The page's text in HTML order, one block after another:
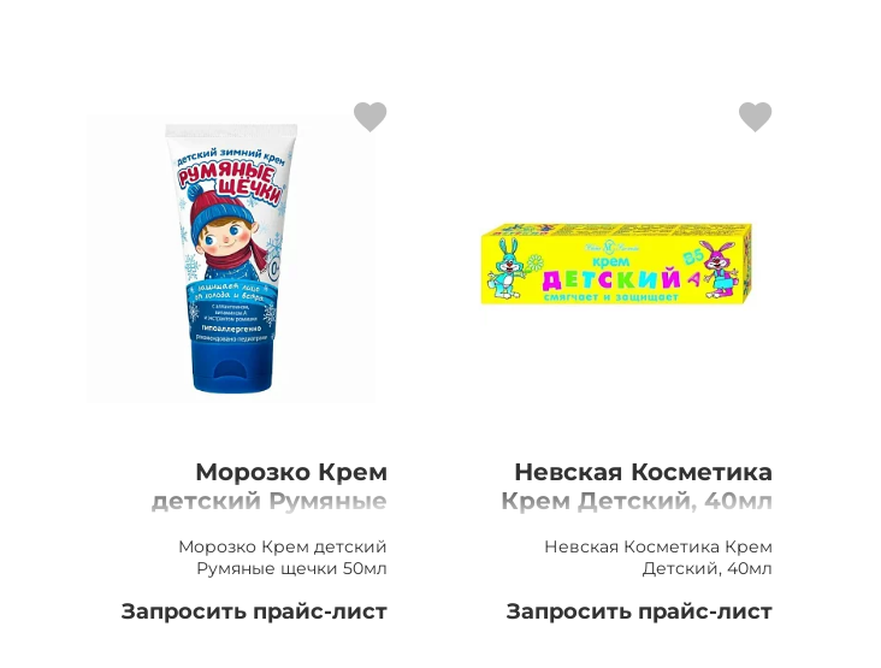
Морозко Крем
детский Румяные
Морозко Крем детский
Румяные щечки 50мл
Запросить прайс-лист
Невская Косметика
Крем Детский, 40мл
Невская Косметика Крем
Детский, 40мл
Запросить прайс-лист